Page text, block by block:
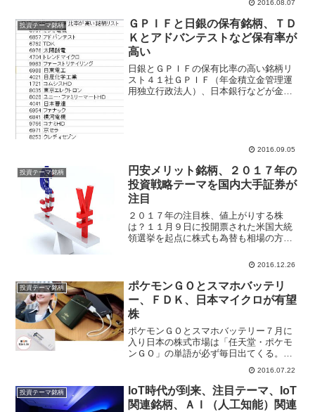
ーで萩野公介選手が今大会で日本選手金
メダル第１号となった。今大会の日本人
選手は水泳、体操、レスリ...
2016.08.07
投資テーマ銘柄
ＧＰＩＦと日銀の保有銘柄、ＴＤ
Ｋとアドバンテストなど保有率が
高い
日銀とＧＰＩＦの保有比率の高い銘柄リ
スト４１社ＧＰＩＦ（年金積立金管理運
用独立行政法人）、日本銀行などが金融
2016.09.05
投資テーマ銘柄
円安メリット銘柄、２０１７年の
投資戦略テーマを国内大手証券が
注目
２０１７年の注目株、値上がりする株
は？１１月９日に投開票された米国大統
領選挙を起点に株式も為替も相場の方向
１円まで急落後に１９５９２円まで急上
で１ドル＝１０１円１８銭ま...
2016.12.26
投資テーマ銘柄
ポケモンＧＯとスマホバッテリ
ー、ＦＤＫ、日本マイクロが有望
株
ポケモンＧＯとスマホバッテリー７月に
入り日本の株式市場は「任天堂・ポケモ
ンＧＯ」の単語が必ず毎日出てくる。さ
すがに任天堂の売買代金が１日で７００
０億円を超えるのはスゴイ。時価総額経
営など言われ、株が高かったＩＴバブル
の時でさえ個別銘柄の売買...
2016.07.22
投資テーマ銘柄
IoT時代が到来、注目テーマ、IoT
関連銘柄、ＡＩ（人工知能）関連